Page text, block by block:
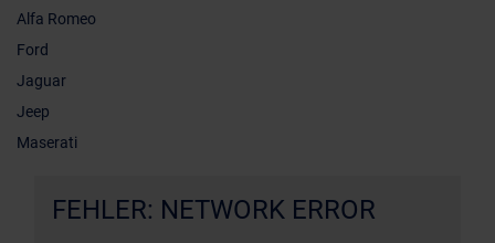
Alfa Romeo
Ford
Jaguar
Jeep
Maserati
FEHLER: NETWORK ERROR